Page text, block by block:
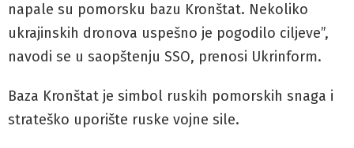
napale su pomorsku bazu Kronštat. Nekoliko
ukrajinskih dronova uspešno je pogodilo ciljeve”,
navodi se u saopštenju SSO, prenosi Ukrinform.
Baza Kronštat je simbol ruskih pomorskih snaga i
strateško uporište ruske vojne sile.